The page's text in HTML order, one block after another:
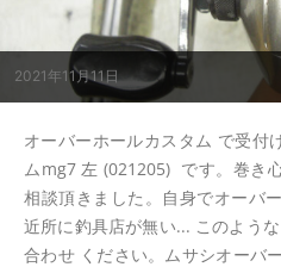
2021年11月11日
オーバーホールカスタム で受付
ムmg7 左 (021205) です。巻き
相談頂きました。自身でオーバ
近所に釣具店が無い... このよう
合わせ ください。ムサシオーバ